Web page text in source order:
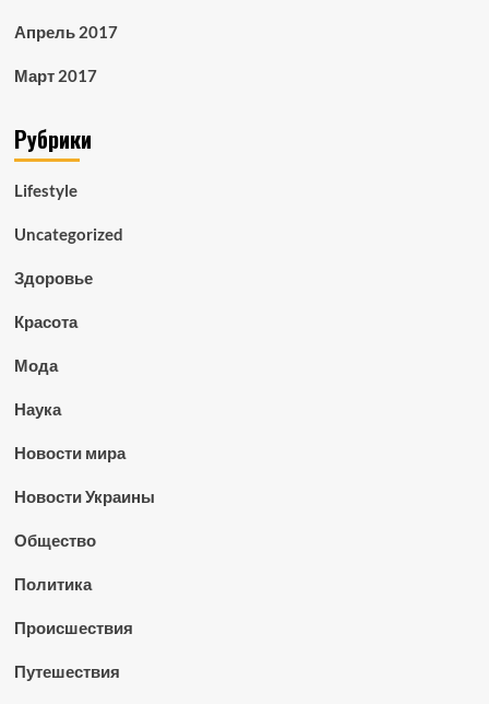
Апрель 2017
Март 2017
Рубрики
Lifestyle
Uncategorized
Здоровье
Красота
Мода
Наука
Новости мира
Новости Украины
Общество
Политика
Происшествия
Путешествия